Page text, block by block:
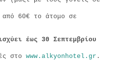
από 60€ το άτομο σε
έως 30 Σεπτεμβρίου
στοwww.alkyonhotel.gr .